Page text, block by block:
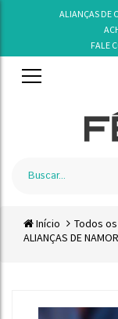
ALIANÇAS DE
FALE
Início
Todos
ALIANÇAS DE